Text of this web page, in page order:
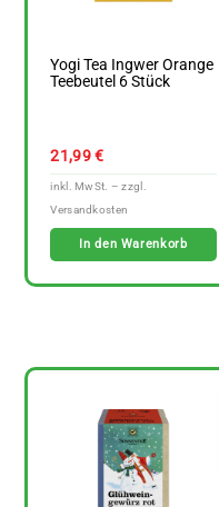
Yogi Tea Ingwer Orange
Teebeutel 6 Stück
21,99€
In den Warenkorb